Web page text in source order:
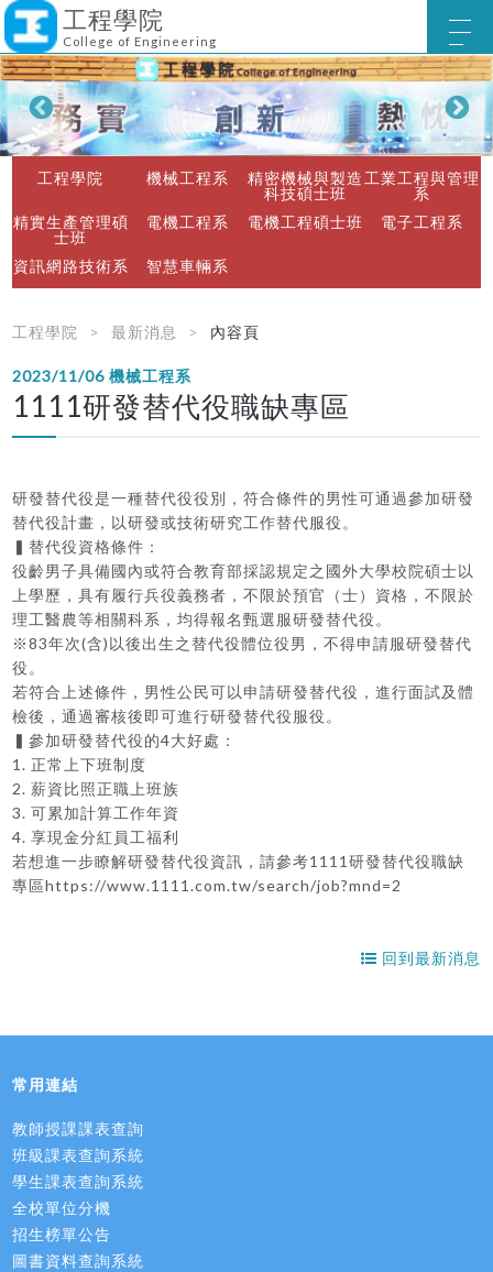
工程學院
College of Engineering
工程學院 機械工程系
精密機械與製造
科技碩士班
工業工程與管理
系
精實生產管理碩
士班
電機工程系 電機工程碩士班 電子工程系
資訊網路技術系 智慧車輛系
工程學院 最新消息 內容頁
2023/11/06機械工程系
1111研發替代役職缺專區
研發替代役是一種替代役役別，符合條件的男性可通過參加研發
替代役計畫，以研發或技術研究工作替代服役。
▍替代役資格條件：
役齡男子具備國內或符合教育部採認規定之國外大學校院碩士以
上學歷，具有履行兵役義務者，不限於預官（士）資格，不限於
理工醫農等相關科系，均得報名甄選服研發替代役。
※83年次(含)以後出生之替代役體位役男，不得申請服研發替代
役。
若符合上述條件，男性公民可以申請研發替代役，進行面試及體
檢後，通過審核後即可進行研發替代役服役。
▍參加研發替代役的4大好處：
1. 正常上下班制度
2. 薪資比照正職上班族
3. 可累加計算工作年資
4. 享現金分紅員工福利
若想進一步瞭解研發替代役資訊，請參考1111研發替代役職缺
專區https://www.1111.com.tw/search/job?mnd=2
回到最新消息
常用連結
教師授課課表查詢
班級課表查詢系統
學生課表查詢系統
全校單位分機
招生榜單公告
圖書資料查詢系統